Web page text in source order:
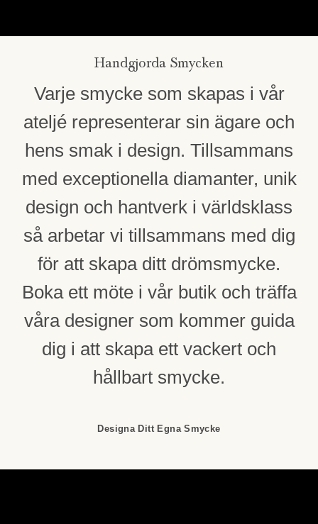
Handgjorda Smycken
Varje smycke som skapas i vår
ateljé representerar sin ägare och
hens smak i design. Tillsammans
med exceptionella diamanter, unik
design och hantverk i världsklass
så arbetar vi tillsammans med dig
för att skapa ditt drömsmycke.
Boka ett möte i vår butik och träffa
våra designer som kommer guida
dig i att skapa ett vackert och
hållbart smycke.
Designa Ditt Egna Smycke